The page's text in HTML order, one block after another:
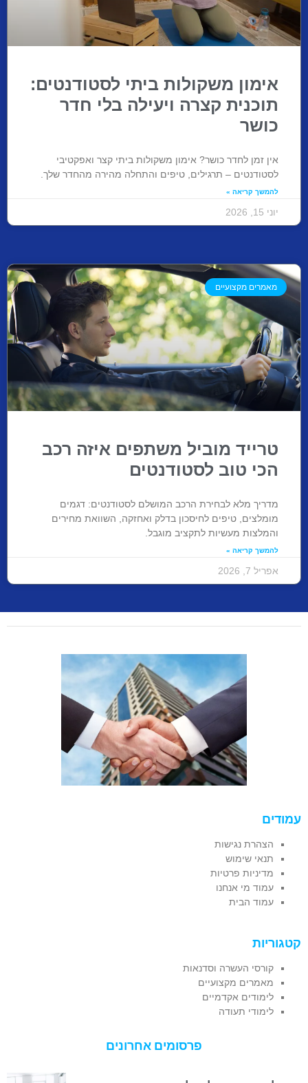
אימון משקולות ביתי לסטודנטים:
תוכנית קצרה ויעילה בלי חדר
כושר
אין זמן לחדר כושר? אימון משקולות ביתי קצר ואפקטיבי
לסטודנטים – תרגילים, טיפים והתחלה מהירה מהחדר שלך.
להמשך קריאה »
יוני 15, 2026
מאמרים מקצועיים
טרייד מוביל משתפים איזה רכב
הכי טוב לסטודנטים
מדריך מלא לבחירת הרכב המושלם לסטודנטים: דגמים
מומלצים, טיפים לחיסכון בדלק ואחזקה, השוואת מחירים
והמלצות מעשיות לתקציב מוגבל.
להמשך קריאה »
אפריל 7, 2026
עמודים
הצהרת נגישות
תנאי שימוש
מדיניות פרטיות
עמוד מי אנחנו
עמוד הבית
קטגוריות
קורסי העשרה וסדנאות
מאמרים מקצועיים
לימודים אקדמיים
לימודי תעודה
פרסומים אחרונים